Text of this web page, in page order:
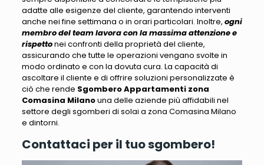
adatte alle esigenze del cliente, garantendo interventi
anche nei fine settimana o in orari particolari. Inoltre, ogni
membro del team lavora con la massima attenzione e
rispettonei confronti della proprietà del cliente,
assicurando che tutte le operazioni vengano svolte in
modo ordinato e con la dovuta cura. La capacità di
ascoltare il cliente e di offrire soluzioni personalizzate è
ciò che rende Sgombero Appartamenti zona
Comasina Milanouna delle aziende più affidabili nel
settore degli sgomberi di solai a zona Comasina Milano
e dintorni.
Contattaci per il tuo sgombero!